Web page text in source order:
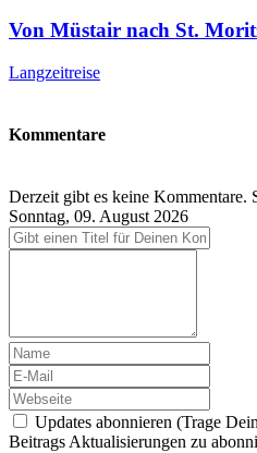
Von Müstair nach St.
Langzeitreise
Kommentare
Derzeit gibt es keine Kommentare.
Sonntag, 09. August 2026
Updates abonnieren (Trage
Beitrags Aktualisierungen zu